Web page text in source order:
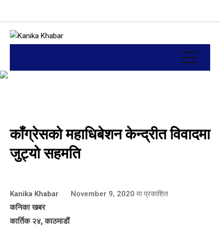
काँग्रेसको महाधिबेशन केन्द्रीत विवादमा
जुट्यो सहमति
Kanika Khabar November 9, 2020 मा प्रकाशित
कनिका खबर
कार्तिक २४, काठमाडौं